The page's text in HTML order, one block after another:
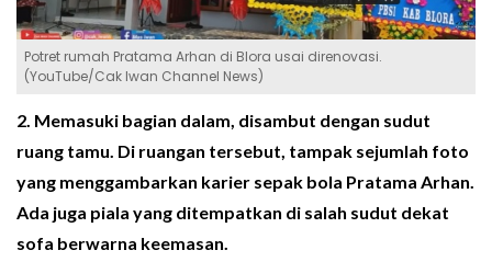
Potret rumah Pratama Arhan di Blora usai direnovasi.
(YouTube/Cak Iwan Channel News)
2. Memasuki bagian dalam, disambut dengan sudut
ruang tamu. Di ruangan tersebut, tampak sejumlah foto
yang menggambarkan karier sepak bola Pratama Arhan.
Ada juga piala yang ditempatkan di salah sudut dekat
sofa berwarna keemasan.